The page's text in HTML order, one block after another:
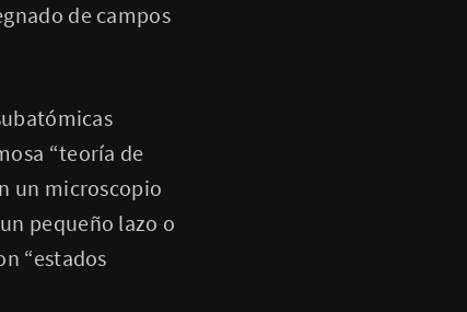
de campos
“teoría de
un microscopio
pequeño lazo o
“estados